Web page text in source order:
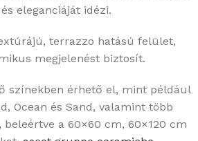
eleganciáját idézi.
terrazzo hatású felület,
megjelenést biztosít.
színekben érhető el, mint például
Ocean és Sand, valamint több
a 60×60 cm, 60×120 cm